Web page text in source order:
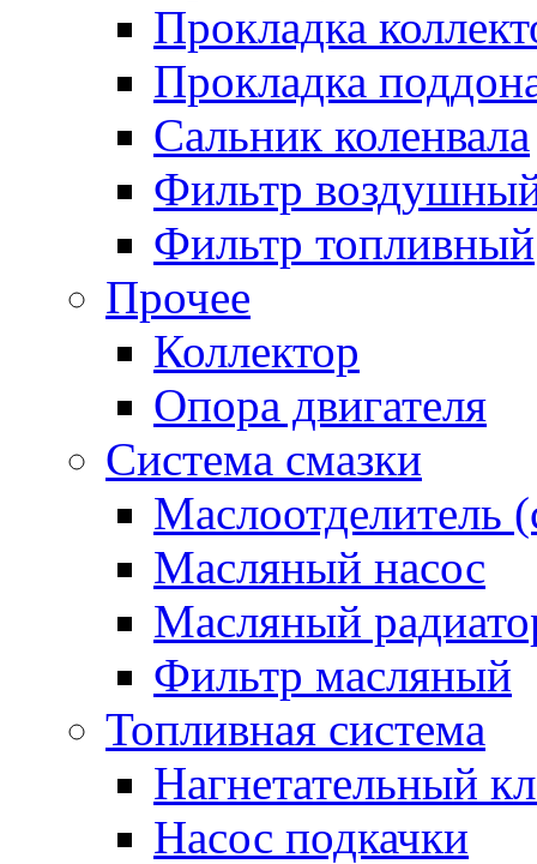
Прокладка
Прокладка
Сальник коленвала
Фильтр
Фильтр топливный
Прочее
Коллектор
Опора двигателя
Система смазки
Маслоотделитель
Масляный насос
Масляный
Фильтр масляный
Топливная система
Нагнетательный
Насос подкачки